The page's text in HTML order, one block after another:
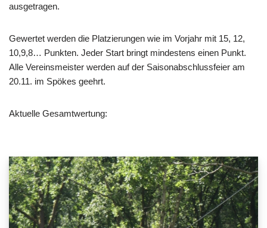
ausgetragen.
Gewertet werden die Platzierungen wie im Vorjahr mit 15, 12,
10,9,8… Punkten. Jeder Start bringt mindestens einen Punkt.
Alle Vereinsmeister werden auf der Saisonabschlussfeier am
20.11. im Spökes geehrt.
Aktuelle Gesamtwertung: